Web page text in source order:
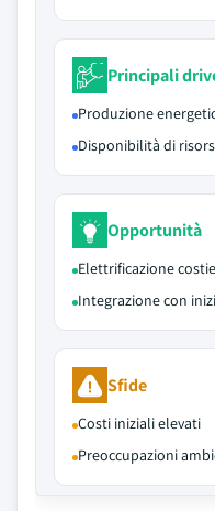
Principali
Produzione
Disponibilità di
Opportunità
Elettrificazione
Integrazione con
Sfide
Costi iniziali elevati
Preoccupazioni